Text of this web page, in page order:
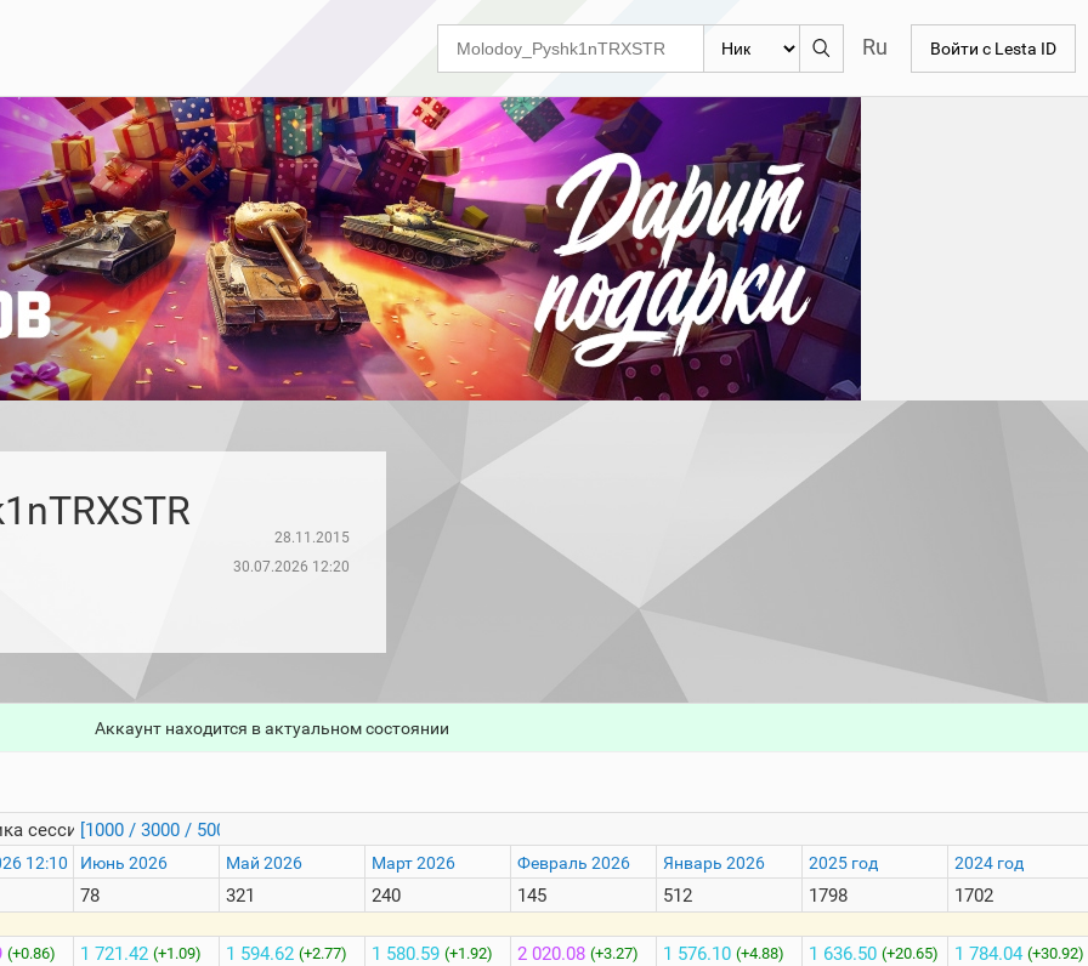
Ru Войти с Lesta ID
28.11.2015
30.07.2026 12:20
Аккаунт находится в актуальном состоянии
сессий
12:10
(+0.86)
[1000 / 3000 / 5000]
Июнь 2026
78
1 721.42 (+1.09)
Май 2026
321
1 594.62 (+2.77)
Март 2026
240
1 580.59 (+1.92)
Февраль 2026
145
2 020.08 (+3.27)
Январь 2026
512
1 576.10 (+4.88)
2025 год
1798
1 636.50 (+20.65)
2024 год
1702
1 784.04 (+30.92)